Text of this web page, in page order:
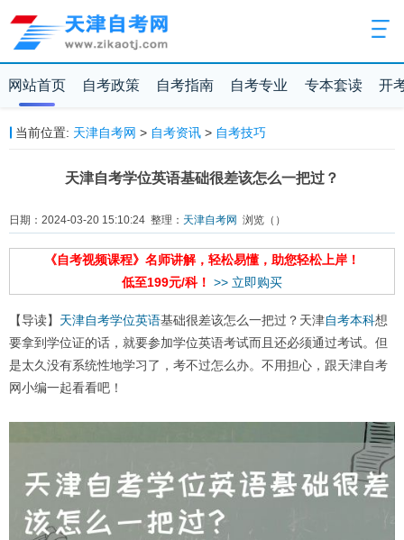
网站首页 自考政策 自考指南 自考专业 专本套读 开
当前位置: 天津自考网 > 自考资讯> 自考技巧
天津自考学位英语基础很差该怎么一把过？
日期：2024-03-20 15:10:24 整理： 天津自考网 浏览（ ）
《自考视频课程》名师讲解，轻松易懂，助您轻松上岸！
低至199元/科！ >> 立即购买
【导读】 天津自考学位英语基础很差该怎么一把过？天津自考本科想
要拿到学位证的话，就要参加学位英语考试而且还必须通过考试。但
是太久没有系统性地学习了，考不过怎么办。不用担心，跟天津自考
网小编一起看看吧！